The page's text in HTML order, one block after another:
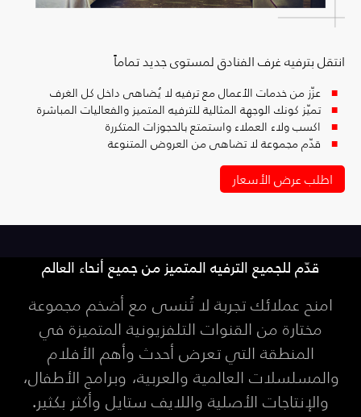
انتقل بترفيه غرف الفنادق لمستوى جديد تماماً
عزّز من خدمات الأعمال مع ترفيه لا يُضاهى داخل كل الغرف
تميّز كونك الوجهة المثالية للترفيه المتميز والفعاليات المباشرة
اكسب ولاء العملاء واستمتع بالحجوزات المتكررة
قدّم مجموعة لا تضاهى من العروض المتنوعة
اطلب عرض الأسعار
قدّم للجميع الترفيه المتميز من جميع أنحاء العالم
امنح عملائك تجربة لا تُنسى مع أضخم مجموعة
مختارة من القنوات التلفزيونية المتميزة في
المنطقة التي تعرض أحدث وأهم الأفلام
والمسلسلات العالمية والعربية، وبرامج الأطفال،
والإنتاجات الأصلية واللايف ستايل وأكثر بكثير.